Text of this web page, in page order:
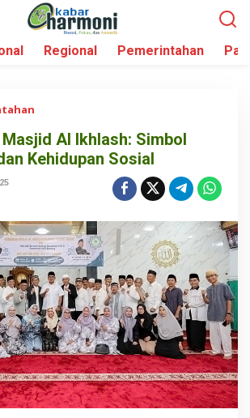
Regional Pemerintahan
m
b
a
n
M
a
s
j
i
d
A
l
I
k
Al Ikhlash: Simbol
Kehidupan Sosial